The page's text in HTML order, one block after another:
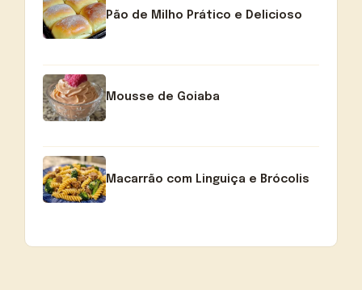
Pão de Milho Prático e Delicioso
Mousse de Goiaba
Macarrão com Linguiça e Brócolis